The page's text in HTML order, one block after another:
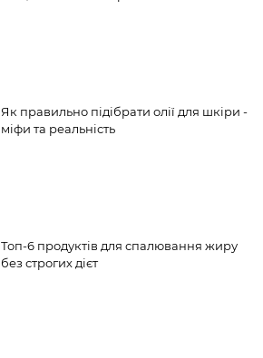
Як правильно підібрати олії для шкіри -
міфи та реальність
Топ-6 продуктів для спалювання жиру
без строгих дієт